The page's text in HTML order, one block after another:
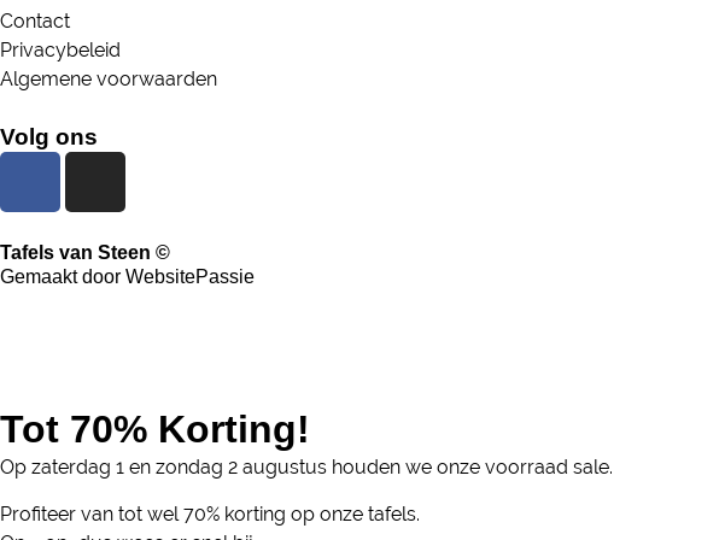
Contact
Privacybeleid
Algemene voorwaarden
Volg ons
Tafels van Steen ©
Gemaakt door WebsitePassie
Tot 70% Korting!
Op zaterdag 1 en zondag 2 augustus houden we onze voorraad sale.
Profiteer van tot wel 70% korting op onze tafels.